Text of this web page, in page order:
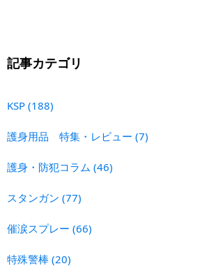
記事カテゴリ
KSP (188)
護身用品 特集・レビュー (7)
護身・防犯コラム (46)
スタンガン (77)
催涙スプレー (66)
特殊警棒 (20)